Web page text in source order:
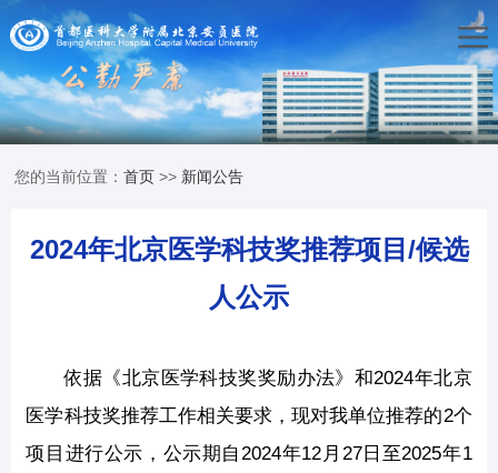
您的当前位置：首页 >> 新闻公告
2024年北京医学科技奖推荐项目/候选
人公示
依据《北京医学科技奖奖励办法》和2024年北京
医学科技奖推荐工作相关要求，现对我单位推荐的2个
项目进行公示，公示期自2024年12月27日至2025年1